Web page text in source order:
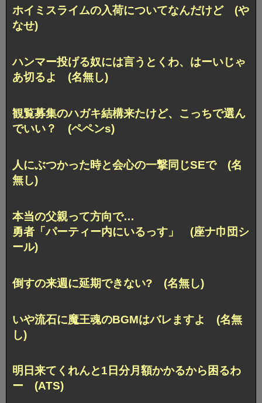
ホイミスライムの入荷についてなんだけど (や
なせ)
ハンマー投げる奴には言うとくわ、はーいじゃ
あ切るよ (名無し)
観覧募集のハガキ結構来たけど、こっちで選ん
でいい？ (ペペンs)
人にぶつかった時と会心の一撃同じSEで (名
無し)
本当の父親って方向で…
勇者「パーティー内にいるっす」 (座ナ巾団シ
ール)
倒すの来週に延期できない? (名無し)
いや流石に魔王魂のBGMはバレますよ (名無
し)
明日来てくれんと1日分月額かかるから困るわ
ー (ATS)